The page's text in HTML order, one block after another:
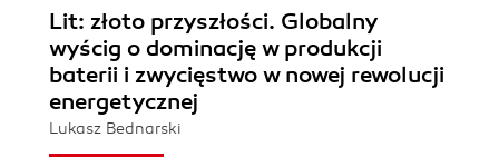
Lit: złoto przyszłości. Globalny
wyścig o dominację w produkcji
baterii i zwycięstwo w nowej rewolucji
energetycznej
Lukasz Bednarski